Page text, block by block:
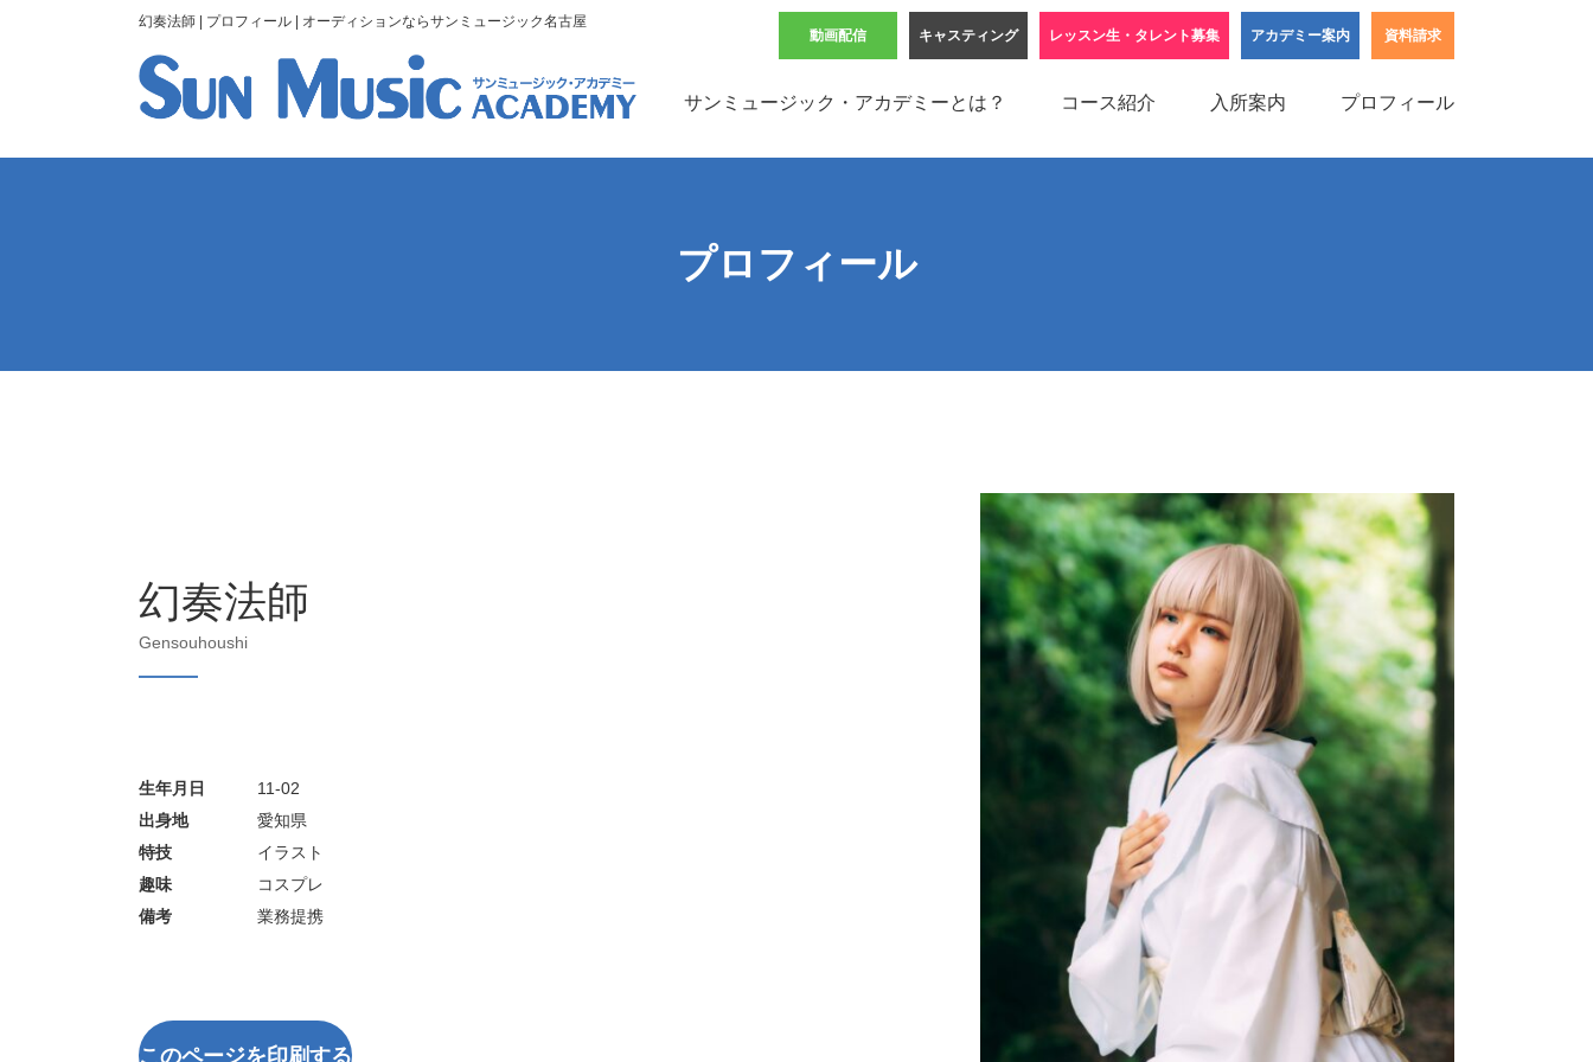
幻奏法師 | プロフィール | オーディションならサンミュージック名古屋
サンミュージック・アカデミーとは？ コース紹介 入所案内 プロフィール
レッスン生・タレント募集 アカデミー案内 資料請求
キャスティング
動画配信
プロフィール
幻奏法師
Gensouhoushi
生年月日
11-02
出身地
愛知県
特技
イラスト
趣味
コスプレ
備考
業務提携
このページを印刷する